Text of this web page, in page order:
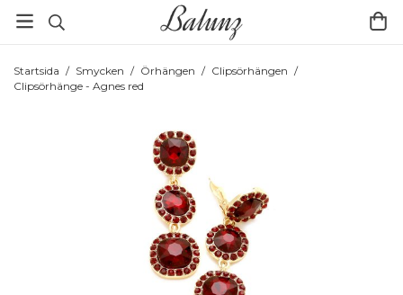
Startsida / Smycken / Örhängen / Clipsörhängen /
Clipsörhänge - Agnes red